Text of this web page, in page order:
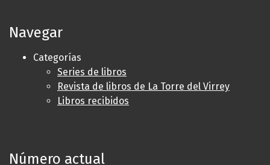
Navegar
Categorías
Series de libros
Revista de libros de La Torre del Virrey
Libros recibidos
Número actual